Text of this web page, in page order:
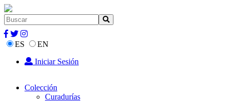
ES
EN
Iniciar Sesión
Colección
Curadurías